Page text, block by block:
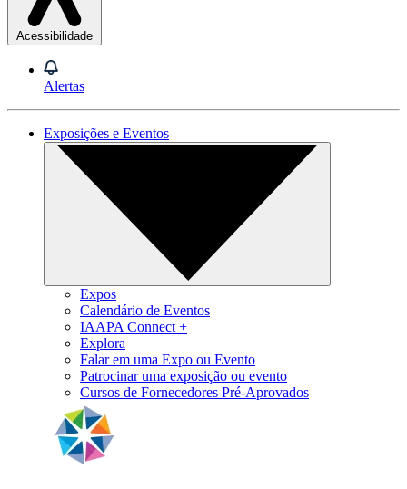
Acessibilidade
Alertas
Exposições e Eventos
Expos
Calendário de Eventos
IAAPA Connect +
Explora
Falar em uma Expo ou Evento
Patrocinar uma exposição ou evento
Cursos de Fornecedores Pré-Aprovados